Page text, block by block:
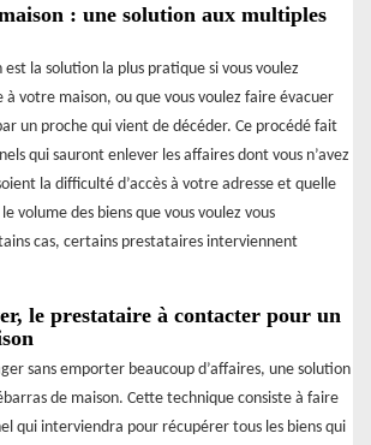
: une solution aux multiples
est la solution la plus pratique si vous voulez
à votre maison, ou que vous voulez faire évacuer
un proche qui vient de décéder. Ce procédé fait
qui sauront enlever les affaires dont vous n’avez
la difficulté d’accès à votre adresse et quelle
volume des biens que vous voulez vous
cas, certains prestataires interviennent
le prestataire à contacter pour un
sans emporter beaucoup d’affaires, une solution
de maison. Cette technique consiste à faire
qui interviendra pour récupérer tous les biens qui